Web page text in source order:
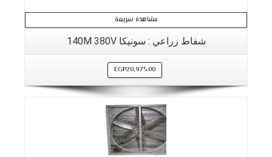
مشاهدة سريعة
شفاط زراعي : سونيكا 140M 380V
EGP20,975.00
التفاصيل